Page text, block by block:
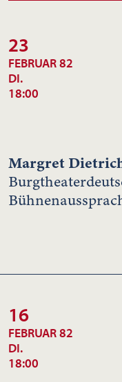
23
FEBRUAR 82
DI.
18:00
Margret
16
FEBRUAR 82
DI.
18:00